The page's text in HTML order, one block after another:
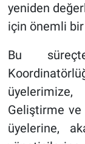
yeniden
için önemli
Bu
Geliştirme ve
üyelerine,